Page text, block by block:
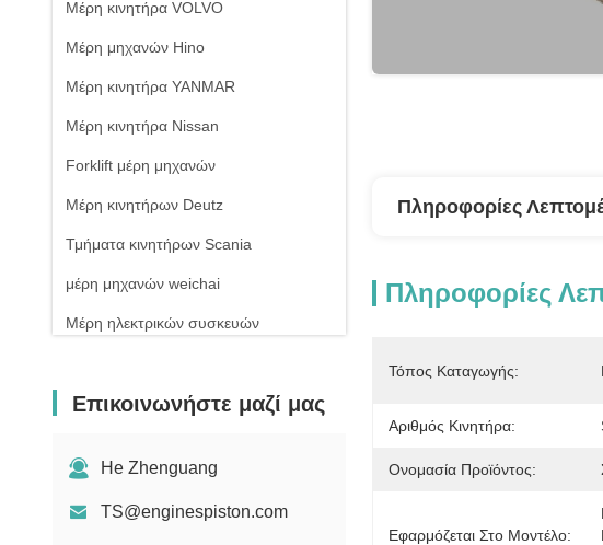
Μέρη κινητήρα VOLVO
Μέρη μηχανών Hino
Μέρη κινητήρα YANMAR
Μέρη κινητήρα Nissan
Forklift μέρη μηχανών
Μέρη κινητήρων Deutz
Τμήματα κινητήρων Scania
μέρη μηχανών weichai
Μέρη ηλεκτρικών συσκευών
Επικοινωνήστε μαζί μας
He Zhenguang
TS@enginespiston.com
Πληροφορίες
Πληροφορίες
Τόπος Καταγωγής:
Αριθμός Κινητήρα:
Ονομασία Προϊόντος:
Εφαρμόζεται Στο Μοντέλο: